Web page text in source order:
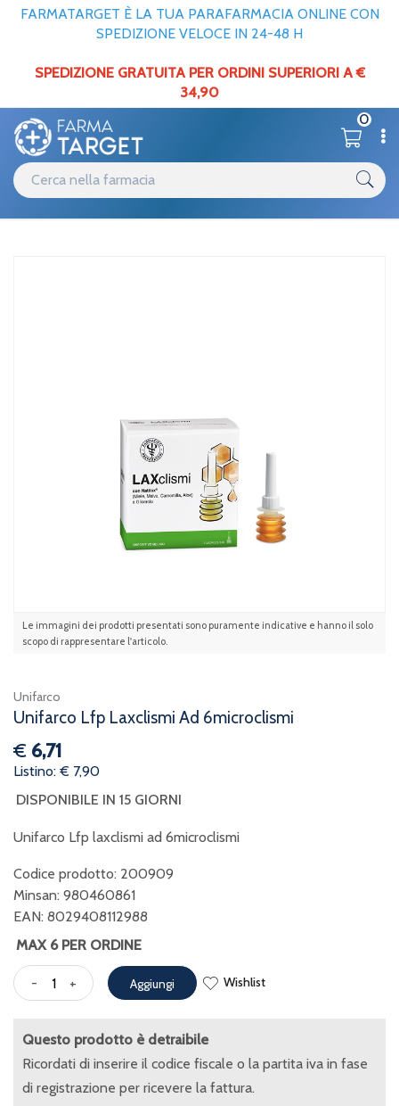
FARMATARGET È LA TUA PARAFARMACIA ONLINE CON
SPEDIZIONE VELOCE IN 24-48 H
SPEDIZIONE GRATUITA PER ORDINI SUPERIORI A €
34,90
0
Le immagini dei prodotti presentati sono puramente indicative e hanno il solo
scopo di rappresentare l'articolo.
Unifarco
Unifarco Lfp Laxclismi Ad 6microclismi
€ 6,71
Listino: € 7,90
DISPONIBILE IN 15 GIORNI
Unifarco Lfp laxclismi ad 6microclismi
Codice prodotto: 200909
Minsan: 980460861
EAN: 8029408112988
MAX 6 PER ORDINE
- + Aggiungi Wishlist
Questo prodotto è detraibile
Ricordati di inserire il codice fiscale o la partita iva in fase
di registrazione per ricevere la fattura.